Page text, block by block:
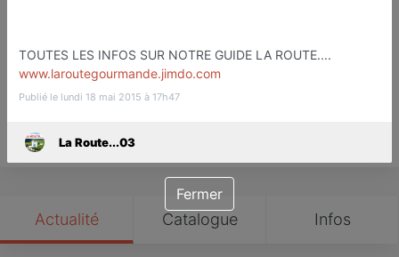
Actualité Catalogue Infos
TOUTES LES INFOS SUR NOTRE GUIDE LA ROUTE....
www.laroutegourmande.jimdo.com
Publié le lundi 18 mai 2015 à 17h47
La Route...03
Fermer